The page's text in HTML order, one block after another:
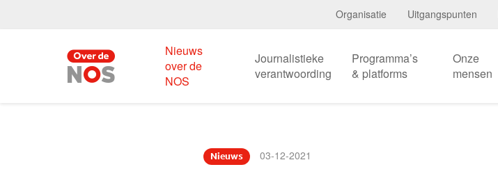
Organisatie Uitgangspunten
Nieuws
over de
NOS
Journalistieke
verantwoording
Programma’s
& platforms
Onze
mensen
Nieuws 03-12-2021